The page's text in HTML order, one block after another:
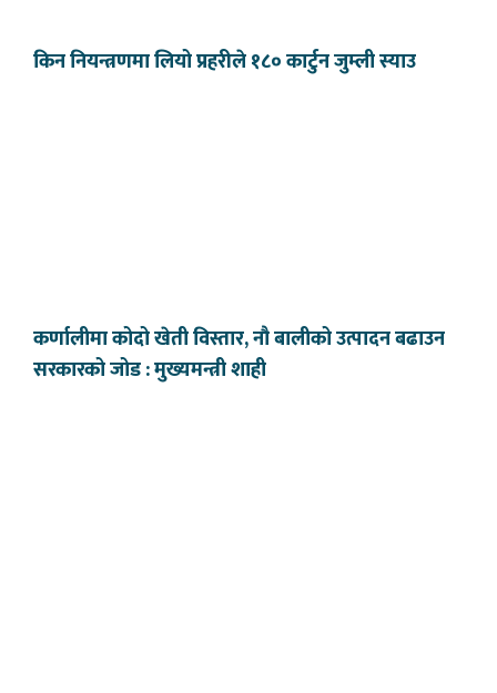
किन नियन्त्रणमा लियो प्रहरीले १८० कार्टुन जुम्ली स्याउ
कर्णालीमा कोदो खेती विस्तार, नौ बालीको उत्पादन बढाउन
सरकारको जोड : मुख्यमन्त्री शाही